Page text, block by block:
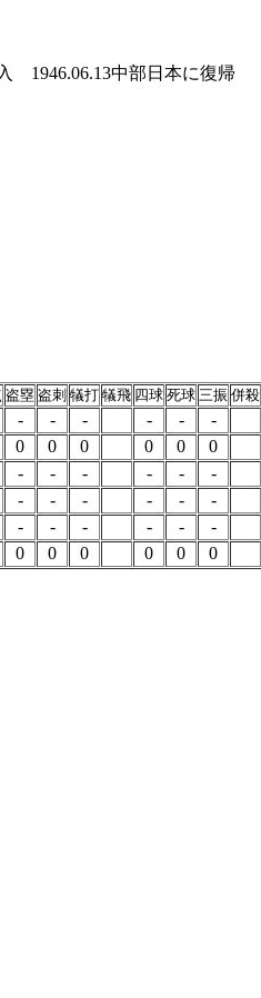
1946.06.13中部日本に復帰
盗塁 盗刺 犠打 犠飛 四球 死球 三振 併殺
- - - - - -
0 0 0 0 0 0
- - - - - -
- - - - - -
- - - - - -
0 0 0 0 0 0